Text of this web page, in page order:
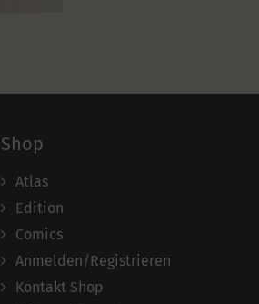
Shop
Atlas
Edition
Comics
Anmelden/Registrieren
Kontakt Shop